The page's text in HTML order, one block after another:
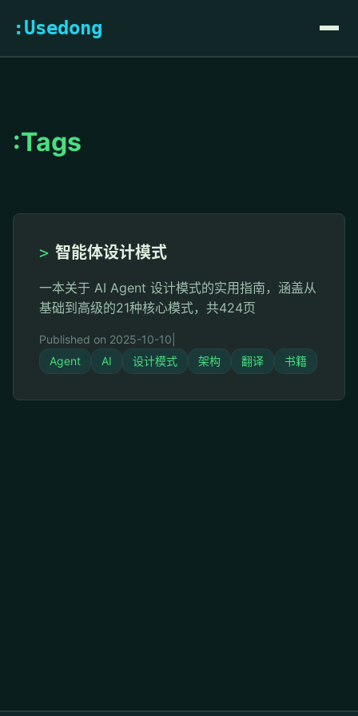
:Usedong
:Tags
> 智能体设计模式
一本关于 AI Agent 设计模式的实用指南，涵盖从
基础到高级的21种核心模式，共424页
Published on 2025-10-10
Agent
AI 设计模式 架构 翻译 书籍